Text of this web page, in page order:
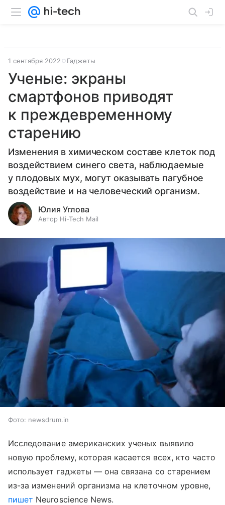
1 сентября 2022 Гаджеты
Ученые: экраны
смартфонов приводят
к преждевременному
старению
Изменения в химическом составе клеток под
воздействием синего света, наблюдаемые
у плодовых мух, могут оказывать пагубное
воздействие и на человеческий организм.
Юлия Углова
Автор Hi-Tech Mail
Фото: newsdrum.in
Исследование американских ученых выявило
новую проблему, которая касается всех, кто часто
использует гаджеты — она связана со старением
из-за изменений организма на клеточном уровне,
пишет Neuroscience News.